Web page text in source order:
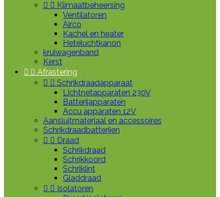
  Klimaatbeheersing
Ventilatoren
Airco
Kachel en heater
Heteluchtkanon
kruiwagenband
Kerst
  Afrastering
  Schrikdraadapparaat
Lichtnetapparaten 230V
Batterijapparaten
Accu apparaten 12V
Aansluitmateriaal en accessoires
Schrikdraadbatterijen
  Draad
Schrikdraad
Schrikkoord
Schriklint
Gladdraad
  Isolatoren